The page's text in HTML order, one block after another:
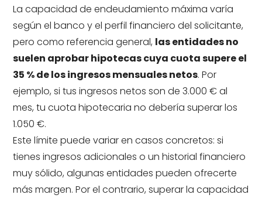
La capacidad de endeudamiento máxima varía
según el banco y el perfil financiero del solicitante,
pero como referencia general, las entidades no
suelen aprobar hipotecas cuya cuota supere el
35 % de los ingresos mensuales netos. Por
ejemplo, si tus ingresos netos son de 3.000 € al
mes, tu cuota hipotecaria no debería superar los
1.050 €.
Este límite puede variar en casos concretos: si
tienes ingresos adicionales o un historial financiero
muy sólido, algunas entidades pueden ofrecerte
más margen. Por el contrario, superar la capacidad